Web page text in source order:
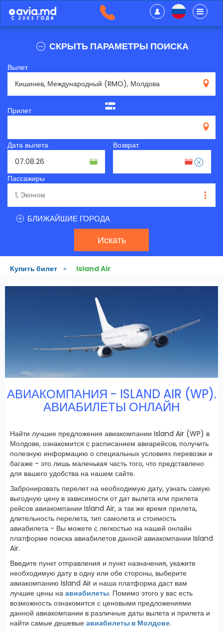
СКРЫТЬ ПАРАМЕТРЫ ПОИСКА
Вылет
Прилет
Дата вылета Возврат
Пассажиры
БЛИЖАЙШИЕ ГОРОДА
Искать
Купить билет » Island Air
АВИАКОМПАНИЯ - ISLAND AIR (WP).
АВИАБИЛЕТЫ ОНЛАЙН
Найти лучшие предложения авиакомпании Island Air (WP) в
Молдове, ознакомится с расписанием авиарейсов, получить
полезную информацию о специальных условиях перевозки и
багаже - это лишь маленькая часть того, что представлено
для вашего удобства на нашем сайте.
Забронировать перелет на необходимую дату, узнать самую
выгодную цену в зависимости от дат вылета или прилета
рейсов авиакомпании Island Air, а так же время прилета,
длительность перелета, тип самолета и стоимость
авиабилета - Вы можете с легкостью на нашей онлайн
платформе поиска авиабилетов данной авиакомпании Island
Air.
Введите пункт отправления и пункт назначения, укажите
необходимую дату в одну или обе стороны, выберите
авиакомпанию Island Air и наша платформа даст вам
лучшие цены на авиабилеты. Помимо этого у вас есть
возможность ознакомится с ценовыми предложениями
данной авиакомпании в различные даты вылета и прилета и
найти самые дешевые авиабилеты в Молдове.